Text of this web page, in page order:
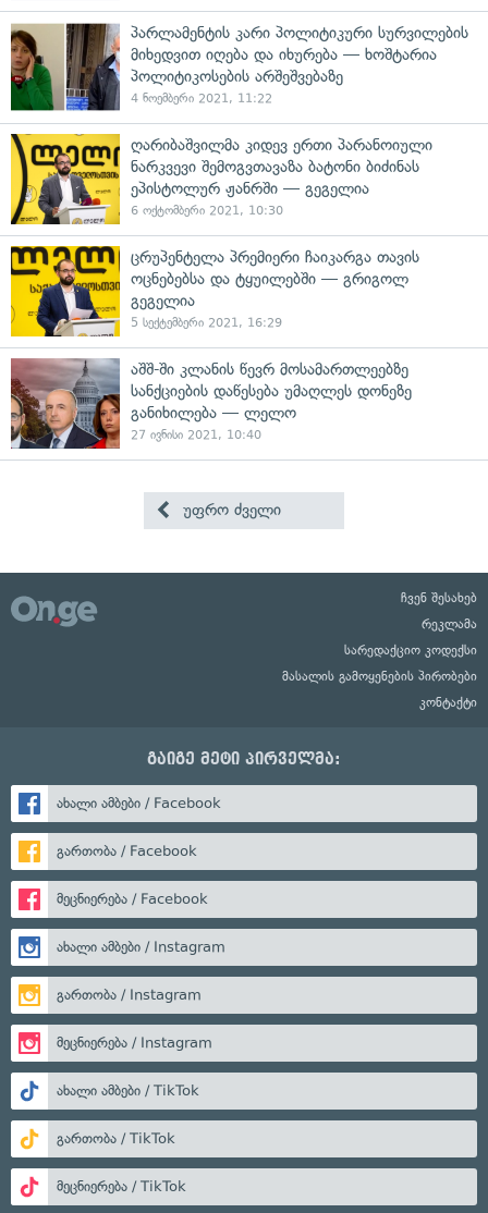
პარლამენტის კარი პოლიტიკური სურვილების
მიხედვით იღება და იხურება — ხოშტარია
პოლიტიკოსების არშეშვებაზე
4 ნოემბერი 2021, 11:22
ღარიბაშვილმა კიდევ ერთი პარანოიული
ნარკვევი შემოგვთავაზა ბატონი ბიძინას
ეპისტოლურ ჟანრში — გეგელია
6 ოქტომბერი 2021, 10:30
ცრუპენტელა პრემიერი ჩაიკარგა თავის
ოცნებებსა და ტყუილებში — გრიგოლ
გეგელია
5 სექტემბერი 2021, 16:29
აშშ-ში კლანის წევრ მოსამართლეებზე
სანქციების დაწესება უმაღლეს დონეზე
განიხილება — ლელო
27 ივნისი 2021, 10:40
უფრო ძველი
ჩვენ შესახებ
რეკლამა
სარედაქციო კოდექსი
მასალის გამოყენების პირობები
კონტაქტი
გაიგე მეტი პირველმა:
ახალი ამბები / Facebook
გართობა / Facebook
მეცნიერება / Facebook
ახალი ამბები / Instagram
გართობა / Instagram
მეცნიერება / Instagram
ახალი ამბები / TikTok
გართობა / TikTok
მეცნიერება / TikTok